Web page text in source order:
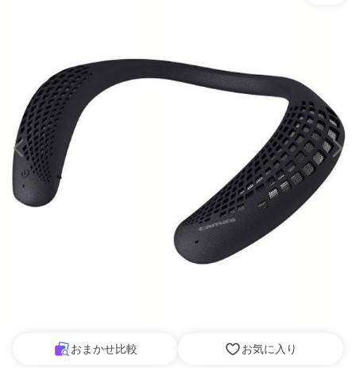
おまかせ比較 お気に入り